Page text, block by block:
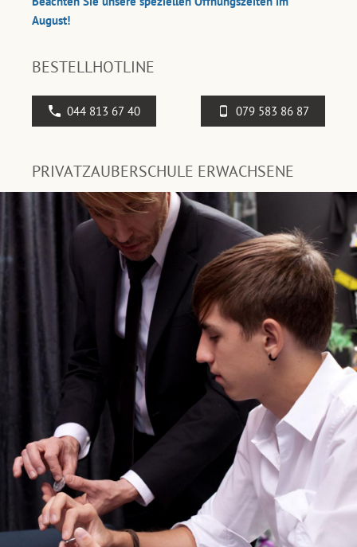
August!
BESTELLHOTLINE
044 813 67 40 079 583 86 87
PRIVATZAUBERSCHULE ERWACHSENE